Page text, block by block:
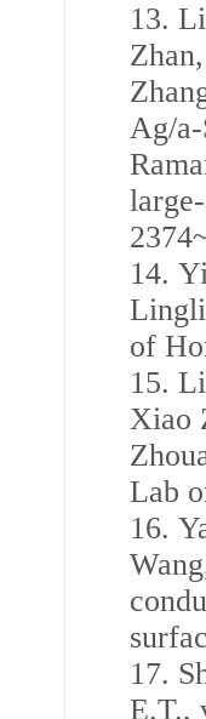
13.
Ag/
14.
of
15.
Xiao
Lab
16.
17.
E.T.,